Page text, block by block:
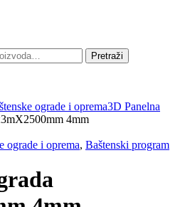
Pretraži
ograde i oprema3D Panelna
4mm
ograde i oprema, Baštenski program